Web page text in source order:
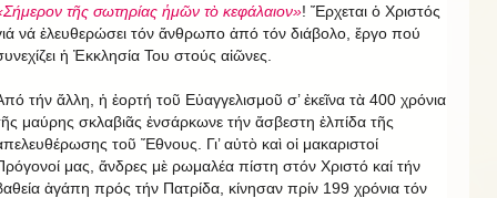
τῆς σωτηρίας ἡμῶν τὸ κεφάλαιον»! Ἔρχεται ὁ Χριστός
νά ἐλευθερώσει τόν ἄνθρωπο ἀπό τόν διάβολο, ἔργο πού
ἡ Ἐκκλησία Του στούς αἰῶνες.
τήν ἄλλη, ἡ ἑορτή τοῦ Εὐαγγελισμοῦ σ’ ἐκεῖνα τὰ 400 χρόνια
μαύρης σκλαβιᾶς ἐνσάρκωνε τήν ἄσβεστη ἐλπίδα τῆς
τοῦ Ἔθνους. Γι’ αὐτὸ καὶ οἱ μακαριστοί
μας, ἄνδρες μὲ ρωμαλέα πίστη στόν Χριστό καί τήν
ἀγάπη πρός τήν Πατρίδα, κίνησαν πρίν 199 χρόνια τόν